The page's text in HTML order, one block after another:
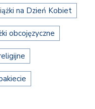
na Dzień Kobiet
obcojęzyczne